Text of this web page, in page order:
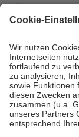
mit.
Grundsätzlich
höchstens zehn
Kosten der
Diese Regeln
Bei Heilmitteln
Zuzahlung zehn
Verordnung.
Um das
stärken und die